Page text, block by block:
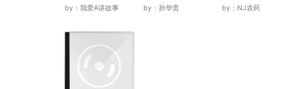
by： 我爱A讲故事
by： 孙华贵
by： NJ农药